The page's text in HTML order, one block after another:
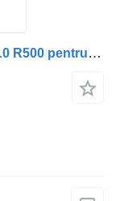
Scania Motor DC16 04 L0 complet 04 L0 R500 pentru camion